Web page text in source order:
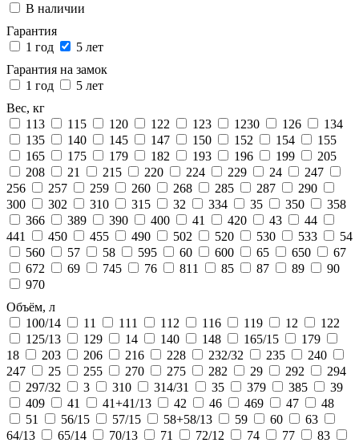
В наличии
Гарантия
1 год
5 лет
Гарантия на замок
1 год
5 лет
Вес, кг
113
115 120 122 123 1230 126
134
135
140 145 147 150 152 154
155
165
175 179 182 193 196 199
205
208
21 215 220 224 229 24
247
256
257 259 260 268 285 287
290
300
302 310 315 32 334 35 350
358
366
389 390 400 41 420 43
44
441
450 455 490 502 520 530 533
54
560
57 58 595 60 600 65 650
67
672
69 745 76 811 85 87 89
90
970
Объём, л
100/14
11 111 112 116 119 12
122
125/13
129 14 140 148 165/15
179
18
203 206 216 228 232/32 235
240
247
25 255 270 275 282 29 292
294
297/32
3 310 314/31 35 379 385
39
409
41 41+41/13 42 46 469 47
48
51
56/15 57/15 58+58/13 59 60
63
64/13
65/14 70/13 71 72/12 74 77
83